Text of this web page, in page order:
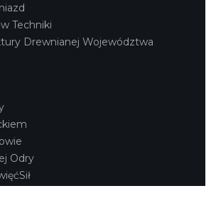
Techniki
Drewnianej Województwa
Odry